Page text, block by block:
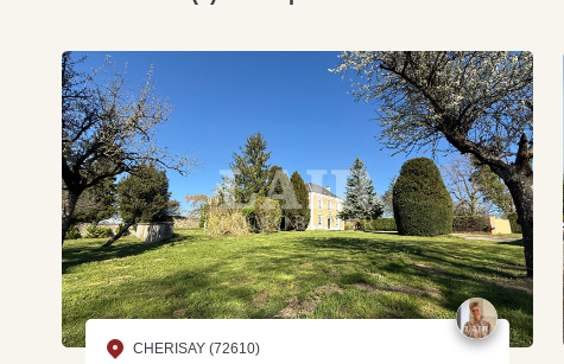
CHERISAY (72610)